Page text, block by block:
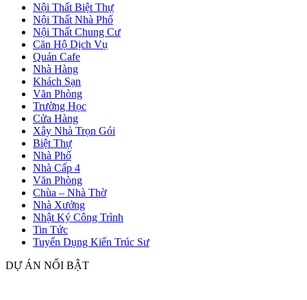
Nội Thất Biệt Thự
Nội Thất Nhà Phố
Nội Thất Chung Cư
Căn Hộ Dịch Vụ
Quán Cafe
Nhà Hàng
Khách Sạn
Văn Phòng
Trường Học
Cửa Hàng
Xây Nhà Trọn Gói
Biệt Thự
Nhà Phố
Nhà Cấp 4
Văn Phòng
Chùa – Nhà Thờ
Nhà Xưởng
Nhật Ký Công Trình
Tin Tức
Tuyển Dụng Kiến Trúc Sư
DỰ ÁN NỔI BẬT